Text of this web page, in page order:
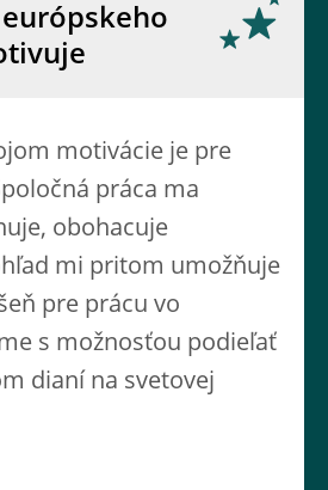
motivácie je pre
práca ma
obohacuje
mi pritom umožňuje
pre prácu vo
s možnosťou podieľať
dianí na svetovej